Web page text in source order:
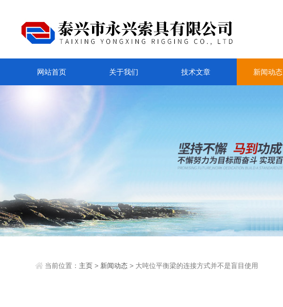
网站首页 关于我们 技术文章 新闻动态
当前位置： 主页 > 新闻动态 > 大吨位平衡梁的连接方式并不是盲目使用